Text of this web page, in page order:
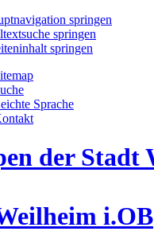
springen
springen
springen
Sprache
i.OB